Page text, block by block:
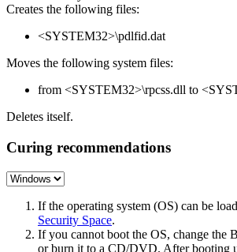
Creates the following files:
<SYSTEM32>\pdlfid.dat
Moves the following system files:
from <SYSTEM32>\rpcss.dll to
Deletes itself.
Curing recommendations
If the operating system (OS) can be
Security Space.
If you cannot boot the OS, change the
or burn it to a CD/DVD. After booting